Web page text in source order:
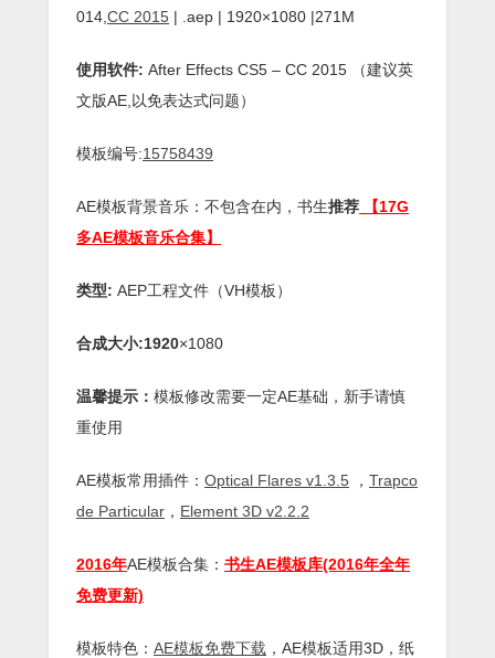
014, CC 2015 | .aep | 1920×1080 |271M
使用软件: After Effects CS5 – CC 2015 （建议英
文版AE,以免表达式问题）
模板编号:15758439
AE模板背景音乐：不包含在内，书生推荐 【17G
多AE模板音乐合集】
类型: AEP工程文件（VH模板）
合成大小:1920×1080
温馨提示： 模板修改需要一定AE基础，新手请慎
重使用
AE模板常用插件： Optical Flares v1.3.5 ， Trapco
de Particular ， Element 3D v2.2.2
2016年AE模板合集： 书生AE模板库(2016年全年
免费更新)
模板特色： AE模板免费下载 ，AE模板适用3D，纸